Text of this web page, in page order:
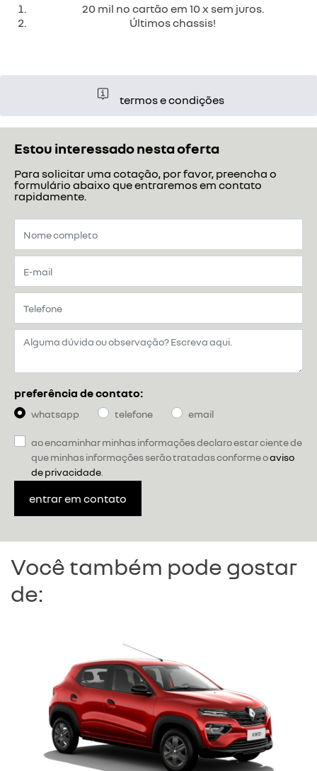
20 mil no cartão em 10 x sem juros.
Últimos chassis!
termos e condições
Estou interessado nesta oferta
Para solicitar uma cotação, por favor, preencha o
formulário abaixo que entraremos em contato
rapidamente.
preferência de contato:
whatsapp telefone email
ao encaminhar minhas informações declaro estar ciente de
que minhas informações serão tratadas conforme oaviso
de privacidade
entrar em contato
Você também pode gostar
de: